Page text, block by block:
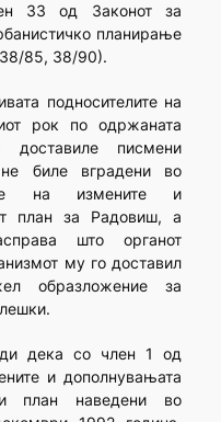
33 од Законот за
планирање
85, 38/90).
подносителите на
рок по одржаната
писмени
биле вградени во
на измените и
план за Радовиш, а
што органот
му го доставил
образложение за
дека со член 1 од
и дополнувањата
план наведени во